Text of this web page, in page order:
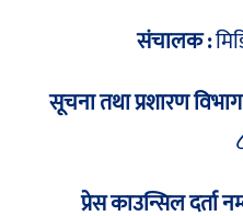
संचालक :
सूचना तथा प्रशारण विभाग
प्रेस काउन्सिल दर्ता